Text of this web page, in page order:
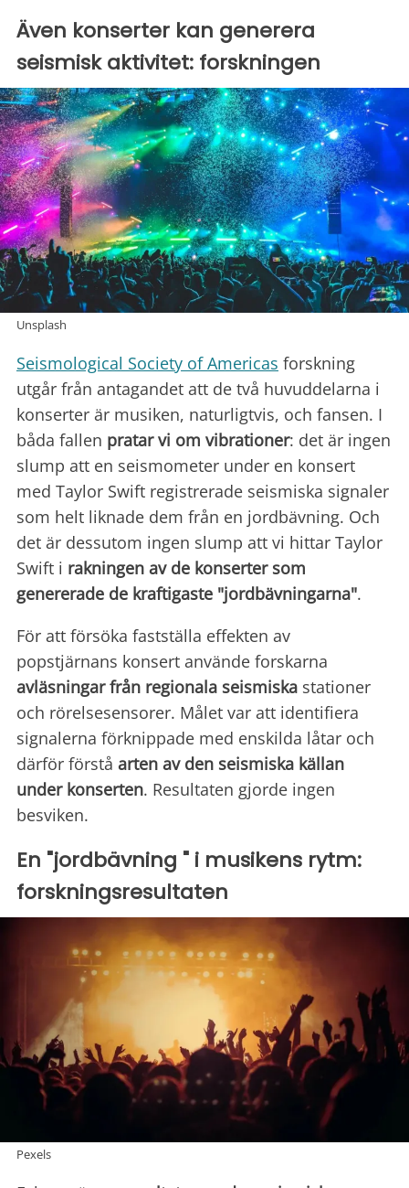
Även konserter kan generera
seismisk aktivitet: forskningen
Unsplash
Seismological Society of Americas forskning
utgår från antagandet att de två huvuddelarna i
konserter är musiken, naturligtvis, och fansen. I
båda fallen pratar vi om vibrationer: det är ingen
slump att en seismometer under en konsert
med Taylor Swift registrerade seismiska signaler
som helt liknade dem från en jordbävning. Och
det är dessutom ingen slump att vi hittar Taylor
Swift i rakningen av de konserter som
genererade de kraftigaste "jordbävningarna".
För att försöka fastställa effekten av
popstjärnans konsert använde forskarna
avläsningar från regionala seismiska stationer
och rörelsesensorer. Målet var att identifiera
signalerna förknippade med enskilda låtar och
därför förstå arten av den seismiska källan
under konserten. Resultaten gjorde ingen
besviken.
En "jordbävning " i musikens rytm:
forskningsresultaten
Pexels